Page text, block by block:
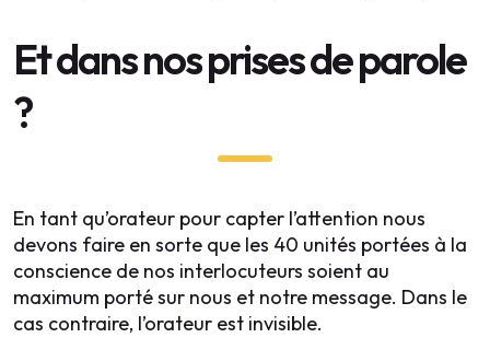
Et dans nos prises de parole
?
En tant qu’orateur pour capter l’attention nous
devons faire en sorte que les 40 unités portées à la
conscience de nos interlocuteurs soient au
maximum porté sur nous et notre message. Dans le
cas contraire, l’orateur est invisible.